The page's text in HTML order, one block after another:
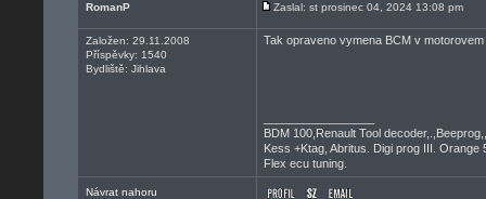
RomanP Zaslal: st prosinec 04, 2024 13:08 pm
Založen: 29.11.2008
Příspěvky: 1540
Bydliště: Jihlava
Tak opraveno vymena BCM v
BDM 100,Renault Tool
Kess +Ktag, Abritus. Digi prog III. Orange
Flex ecu tuning.
Návrat nahoru